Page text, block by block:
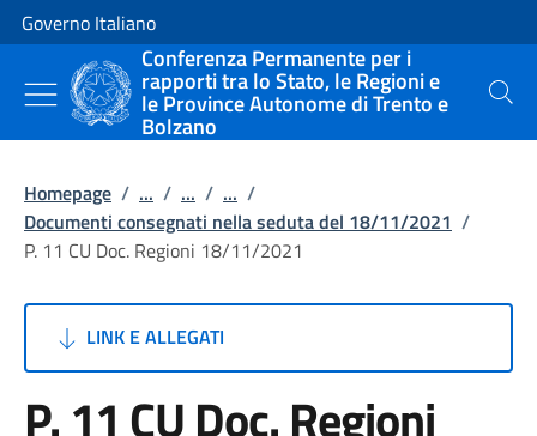
Vai al contenuto
Vai alla navigazione del sito
Governo Italiano
Conferenza Permanente per i
rapporti tra lo Stato, le Regioni e
le Province Autonome di Trento e
Bolzano
Cerca
Homepage / ... / ... / ... /
Documenti consegnati nella seduta del 18/11/2021 /
P. 11 CU Doc. Regioni 18/11/2021
LINK E ALLEGATI
P. 11 CU Doc. Regioni